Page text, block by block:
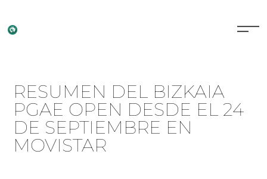
RESUMEN DEL BIZKAIA
PGAE OPEN DESDE EL 24
DE SEPTIEMBRE EN
MOVISTAR